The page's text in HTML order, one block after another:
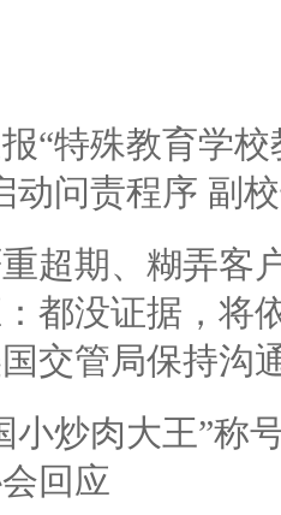
“特殊教育学
动问责程序 副
超期、糊弄客
都没证据，将
交管局保持沟
小炒肉大王”称
回应